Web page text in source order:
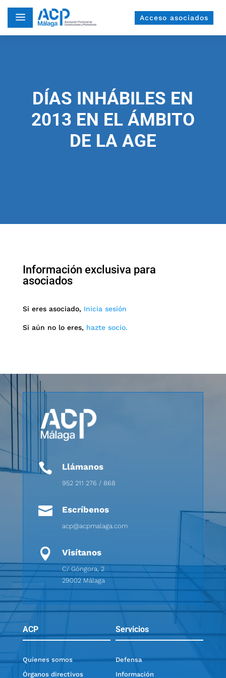
a Acceso asociados
DÍAS INHÁBILES EN
2013 EN EL ÁMBITO
DE LA AGE
Información exclusiva para
asociados
Si eres asociado, Inicia sesión
Si aún no lo eres, hazte socio.
 Llámanos
952 211 276 / 868
 Escríbenos
acp@acpmalaga.com
 Visítanos
C/ Góngora, 2
29002 Málaga
ACP Servicios
Quíenes somos
Órganos directivos
Defensa
Información